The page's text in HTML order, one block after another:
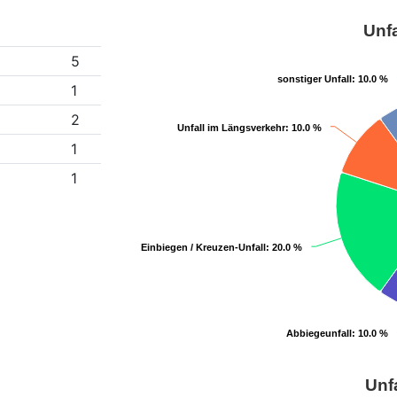
5
1
2
1
1
Abbiegeunfall: 10.0 %
Abbiegeunfall: 10.0 %
Einbiegen / Kreuzen-Unfall: 20.0 %
Einbiegen / Kreuzen-Unfall: 20.0 %
Unfall im Längsverkehr: 10.0 %
Unfall im Längsverkehr: 10.0 %
sonstiger Unfall: 10.0 %
sonstiger Unfall: 10.0 %